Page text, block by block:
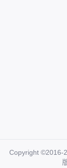
Copyright ©2016-